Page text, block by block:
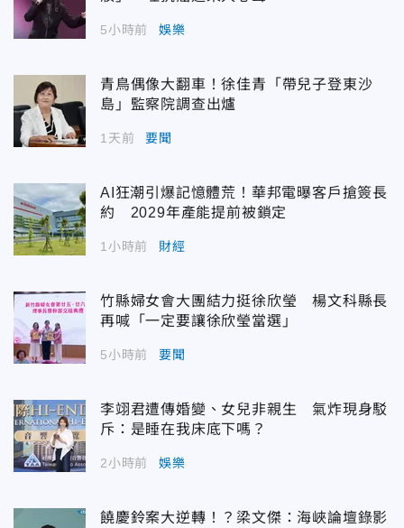
5小時前 娛樂
青鳥偶像大翻車！徐佳青「帶兒子登東沙
島」監察院調查出爐
1天前 要聞
AI狂潮引爆記憶體荒！華邦電曝客戶搶簽長
約 2029年產能提前被鎖定
1小時前 財經
竹縣婦女會大團結力挺徐欣瑩 楊文科縣長
再喊「一定要讓徐欣瑩當選」
5小時前 要聞
李翊君遭傳婚變、女兒非親生 氣炸現身駁
斥：是睡在我床底下嗎？
2小時前 娛樂
饒慶鈴案大逆轉！？梁文傑：海峽論壇錄影